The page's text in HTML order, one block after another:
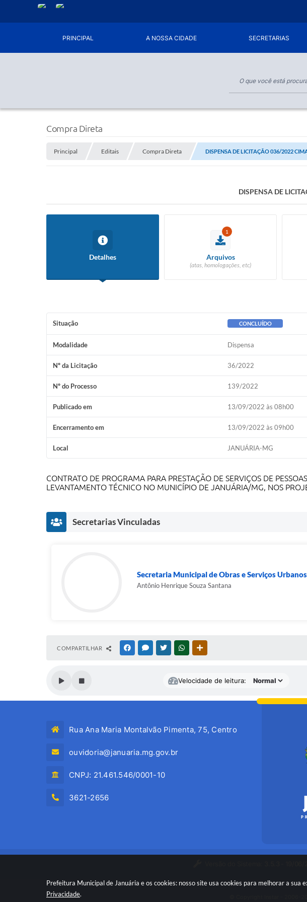
Prefeitura Municipal de Januária e os cookies: nosso site usa cookies para melhorar a sua
Privacidade.
PRINCIPAL A NOSSA CIDADE SECRETARIAS
Compra Direta
Principal Editais Compra Direta DISPENSA DE LICITAÇÃO 036/2022
DISPENSA DE
Detalhes
1
Arquivos
(atas, homologações, etc)
Situação CONCLUÍDO
Modalidade Dispensa
Nº da Licitação 36/2022
Nº do Processo 139/2022
Publicado em 13/09/2022 às 08h00
Encerramento em 13/09/2022 às 09h00
Local JANUÁRIA-MG
CONTRATO DE PROGRAMA PARA PRESTAÇÃO DE SERVIÇOS DE
LEVANTAMENTO TÉCNICO NO MUNICÍPIO DE JANUÁRIA/MG, NOS
Secretarias Vinculadas
Secretaria Municipal de Obras e Serviços Urbanos
Antônio Henrique Souza Santana
COMPARTILHAR FACEBOOKMESSENGER
TWITTERWHATSAPP
Velocidade de leitura:
Rua Ana Maria Montalvão Pimenta, 75, Centro
ouvidoria@januaria.mg.gov.br
CNPJ: 21.461.546/0001-10
3621-2656